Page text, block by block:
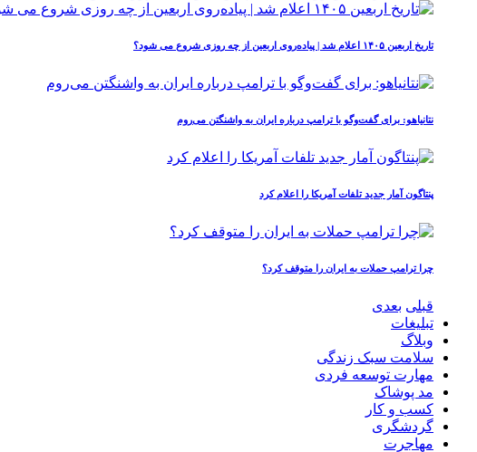
تاریخ اربعین ۱۴۰۵ اعلام شد | پیاده‌روی اربعین از چه روزی شروع می‌ شود؟
نتانیاهو: برای گفت‌وگو با ترامپ درباره ایران به واشنگتن می‌روم
پنتاگون آمار جدید تلفات آمریکا را اعلام کرد
چرا ترامپ حملات به ایران را متوقف کرد؟
قبلی بعدی
تبلیغات
وبلاگ
سلامت سبک زندگی
مهارت توسعه فردی
مد پوشاک
کسب و کار
گردشگری
مهاجرت